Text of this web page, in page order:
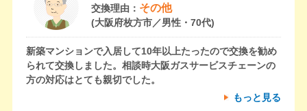
交換理由： その他
(大阪府枚方市／男性・70代)
新築マンションで入居して10年以上たったので交換を勧め
られて交換しました。相談時大阪ガスサービスチェーンの
方の対応はとても親切でした。
もっと見る